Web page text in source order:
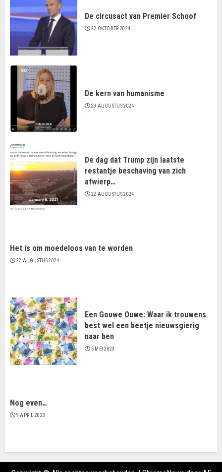
De circusact van Premier Schoof
22 OKTOBER 2024
De kern van humanisme
29 AUGUSTUS 2024
De dag dat Trump zijn laatste
restantje beschaving van zich
afwierp…
22 AUGUSTUS 2024
Het is om moedeloos van te worden
22 AUGUSTUS 2024
Een Gouwe Ouwe: Waar ik trouwens
best wel een beetje nieuwsgierig
naar ben
5 MEI 2023
Nog even…
9 APRIL 2023